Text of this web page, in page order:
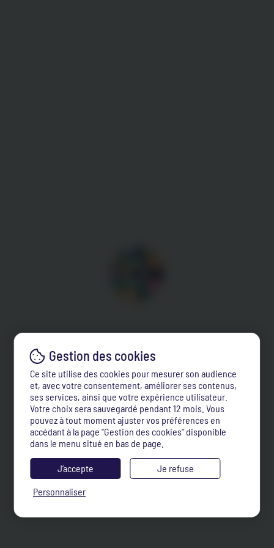
Ce site utilise des cookies pour mesurer son audience
et, avec votre consentement, améliorer ses contenus,
ses services, ainsi que votre expérience utilisateur.
Votre choix sera sauvegardé pendant 12 mois. Vous
pouvez à tout moment ajuster vos préférences en
accédant à la page "Gestion des cookies" disponible
dans le menu situé en bas de page.
J’accepte
Je refuse
Personnaliser